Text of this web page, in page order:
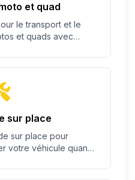
et quad
le transport et le
et quads avec
sur place
sur place pour
votre véhicule quand